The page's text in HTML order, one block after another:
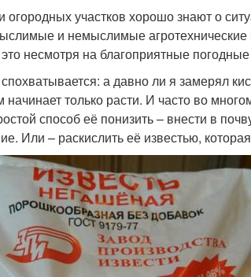
участков хорошо знают о
и немыслимые
несмотря на благоприятные
а давно ли я замерял
только расти. И часто во
способ её понизить – внести в
Или – раскислить её известью,